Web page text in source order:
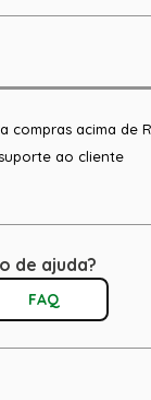
compras acima de
ao cliente
de ajuda?
FAQ